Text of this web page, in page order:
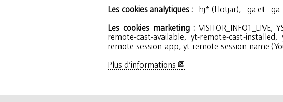
Les cookies analytiques : _hj* (Hotjar), _ga et
Les cookies marketing : VISITOR_INFO1_LIVE,
remote-cast-available, yt-remote-cast-
remote-session-app, yt-remote-session-name
Plus d’informations